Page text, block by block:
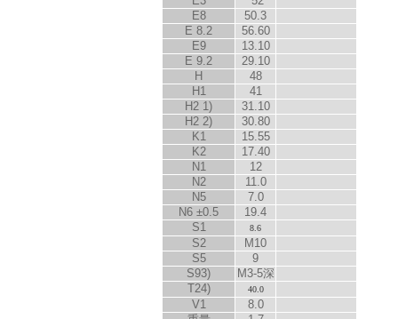
E8
50.3
E 8.2
56.60
E9
13.10
E 9.2
29.10
H
48
H1
41
H2 1)
31.10
H2 2)
30.80
K1
15.55
K2
17.40
N1
12
N2
11.0
N5
7.0
N6 ±0.5
19.4
S1 8.6
S2
M10
S5
9
S93)
M3-5深
T24) 40.0
V1
8.0